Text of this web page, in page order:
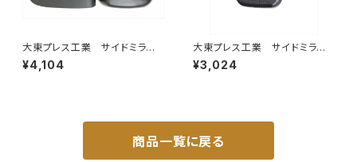
大東プレス工業 サイドミラー/
バックミラー ダイハツ ハイ
ゼット 左 99年～ DI-647
¥4,104
大東プレス工業 サイドミラー/
バックミラー 日産 バネット8
0~ DI-55
¥3,024
商品一覧に戻る